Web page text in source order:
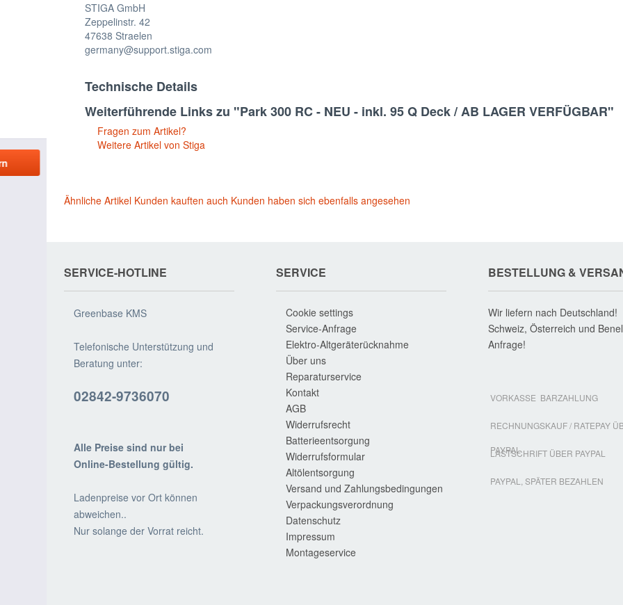
STIGA GmbH
Zeppelinstr. 42
47638 Straelen
germany@support.stiga.com
Technische Details
Weiterführende Links zu "Park 300 RC - NEU - inkl. 95 Q Deck / AB LAGER VERFÜGBAR"
Fragen zum Artikel?
Weitere Artikel von Stiga
Ähnliche Artikel Kunden kauften auch Kunden haben sich ebenfalls angesehen
SERVICE-HOTLINE
Greenbase KMS
Telefonische Unterstützung und
Beratung unter:
02842-9736070
Alle Preise sind nur bei
Online-Bestellung gültig.
Ladenpreise vor Ort können
abweichen..
Nur solange der Vorrat reicht.
SERVICE
Cookie settings
Service-Anfrage
Elektro-Altgeräterücknahme
Über uns
Reparaturservice
Kontakt
AGB
Widerrufsrecht
Batterieentsorgung
Widerrufsformular
Altölentsorgung
Versand und Zahlungsbedingungen
Verpackungsverordnung
Datenschutz
Impressum
Montageservice
BESTELLUNG &
Wir liefern nach Deutschland!
Schweiz, Österreich und
Anfrage!
VORKASSE BARZAHLUNG
RECHNUNGSKAUF / RATEPAY
PAYPAL
LASTSCHRIFT ÜBER PAYPAL
PAYPAL, SPÄTER BEZAHLEN